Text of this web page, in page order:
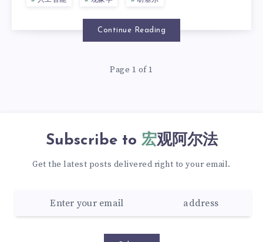
Continue Reading
Page 1 of 1
Subscribe to 宏观阿尔法
Get the latest posts delivered right to your email.